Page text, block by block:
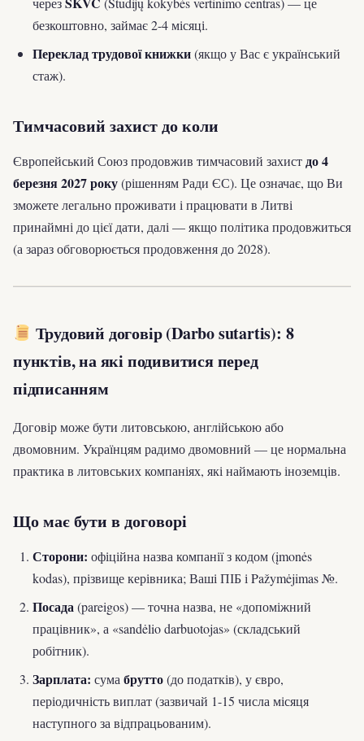
безкоштовно, займає 2-4 місяці.
Переклад трудової книжки(якщо у Вас є український
стаж).
Тимчасовий захист до коли
Європейський Союз продовжив тимчасовий захистдо 4
березня 2027 року(рішенням Ради ЄС). Це означає, що Ви
зможете легально проживати і працювати в Литві
принаймні до цієї дати, далі — якщо політика продовжиться
(а зараз обговорюється продовження до 2028).
Трудовий договір (Darbo sutartis): 8
пунктів, на які подивитися перед
підписанням
Договір може бути литовською, англійською або
двомовним. Українцям радимо двомовний — це нормальна
практика в литовських компаніях, які наймають іноземців.
Що має бути в договорі
Сторони: офіційна назва компанії з кодом (įmonės
kodas), прізвище керівника; Ваші ПІБ і Pažymėjimas №.
Посада(pareigos) — точна назва, не «допоміжний
працівник», а «sandėlio darbuotojas» (складський
робітник).
Зарплата: сума брутто(до податків), у євро,
періодичність виплат (зазвичай 1-15 числа місяця
наступного за відпрацьованим).